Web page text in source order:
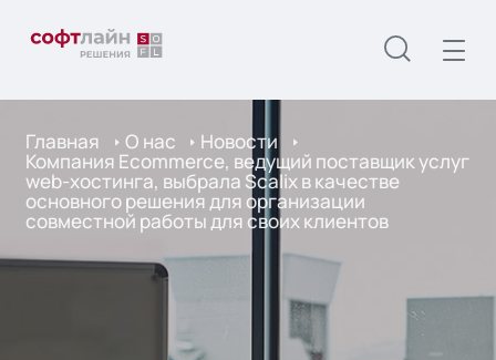
Главная О нас Новости
Компания Ecommerce, ведущий поставщик услуг
web-хостинга, выбрала Scalix в качестве
основного решения для организации
совместной работы для своих клиентов